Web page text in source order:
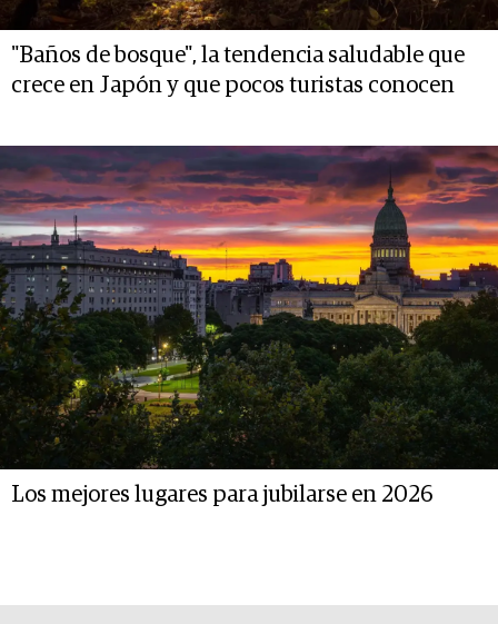
"Baños de bosque", la tendencia saludable que
crece en Japón y que pocos turistas conocen
Los mejores lugares para jubilarse en 2026